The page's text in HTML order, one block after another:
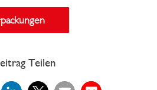
Teilen